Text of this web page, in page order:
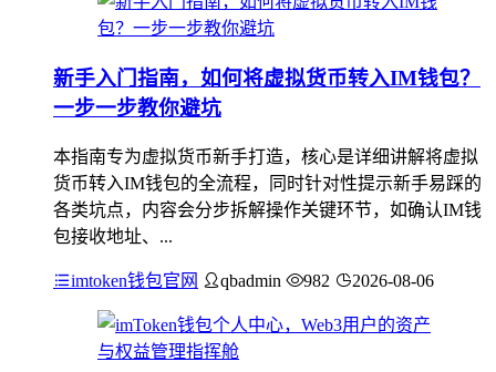
新手入门指南，如何将虚拟货币转入IM钱包？
一步一步教你避坑
本指南专为虚拟货币新手打造，核心是详细讲解将虚拟
货币转入IM钱包的全流程，同时针对性提示新手易踩的
各类坑点，内容会分步拆解操作关键环节，如确认IM钱
包接收地址、...
imtoken钱包官网 qbadmin 982 2026-08-06